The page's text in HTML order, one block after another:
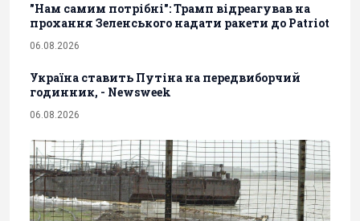
"Нам самим потрібні": Трамп відреагував на
прохання Зеленського надати ракети до Patriot
06.08.2026
Україна ставить Путіна на передвиборчий
годинник, - Newsweek
06.08.2026